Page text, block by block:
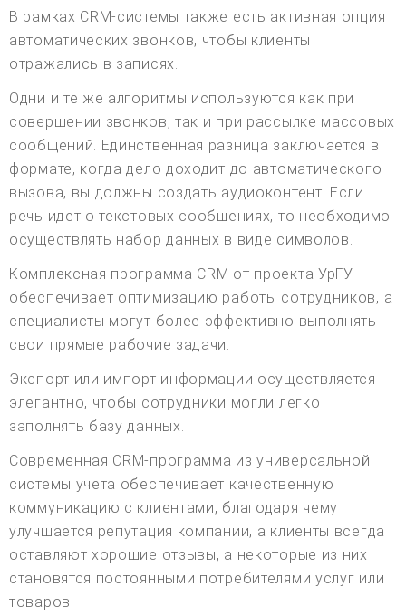
В рамках CRM-системы также есть активная опция
автоматических звонков, чтобы клиенты
отражались в записях.
Одни и те же алгоритмы используются как при
совершении звонков, так и при рассылке массовых
сообщений. Единственная разница заключается в
формате, когда дело доходит до автоматического
вызова, вы должны создать аудиоконтент. Если
речь идет о текстовых сообщениях, то необходимо
осуществлять набор данных в виде символов.
Комплексная программа CRM от проекта УрГУ
обеспечивает оптимизацию работы сотрудников, а
специалисты могут более эффективно выполнять
свои прямые рабочие задачи.
Экспорт или импорт информации осуществляется
элегантно, чтобы сотрудники могли легко
заполнять базу данных.
Современная CRM-программа из универсальной
системы учета обеспечивает качественную
коммуникацию с клиентами, благодаря чему
улучшается репутация компании, а клиенты всегда
оставляют хорошие отзывы, а некоторые из них
становятся постоянными потребителями услуг или
товаров.